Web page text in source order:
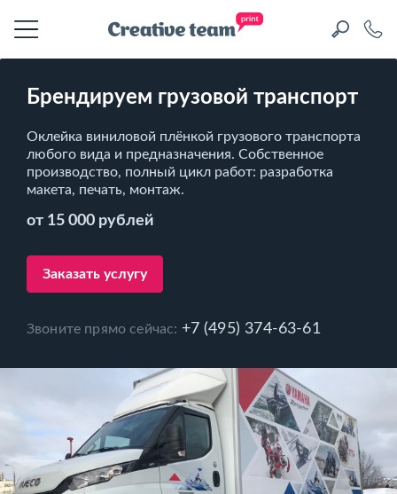
Брендируем грузовой транспорт
Оклейка виниловой плёнкой грузового транспорта
любого вида и предназначения. Собственное
производство, полный цикл работ: разработка
макета, печать, монтаж.
от 15 000 рублей
Заказать услугу
Звоните прямо сейчас: +7 (495) 374-63-61